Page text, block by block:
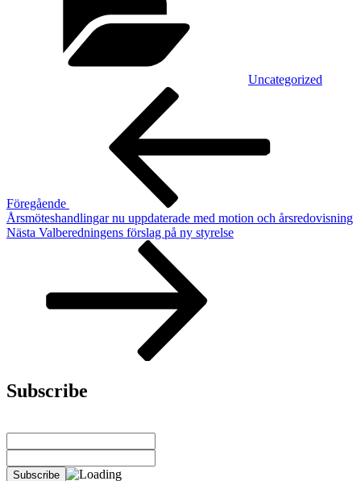
Uncategorized
Inläggsnavigering
Föregående
Årsmöteshandlingar nu uppdaterade med motion och årsredovisning
Nästa
Nästa Valberedningens förslag på ny styrelse
Subscribe